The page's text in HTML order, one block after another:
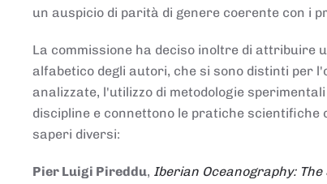
un auspicio di parità di genere coerente con i
La commissione ha deciso inoltre di attribuire
alfabetico degli autori, che si sono distinti per
analizzate, l'utilizzo di metodologie
discipline e connettono le pratiche scientifiche
saperi diversi:
Pier Luigi Pireddu, Iberian Oceanography: